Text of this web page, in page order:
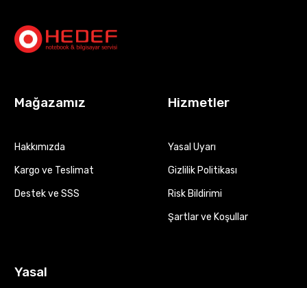
Mağazamız
Hakkımızda
Kargo ve Teslimat
Destek ve SSS
Hizmetler
Yasal Uyarı
Gizlilik Politikası
Risk Bildirimi
Şartlar ve Koşullar
Yasal